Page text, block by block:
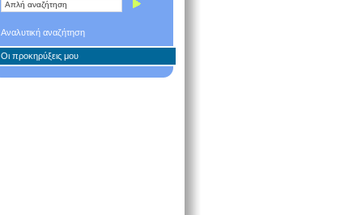
Αναλυτική αναζήτηση
Οι προκηρύξεις μου